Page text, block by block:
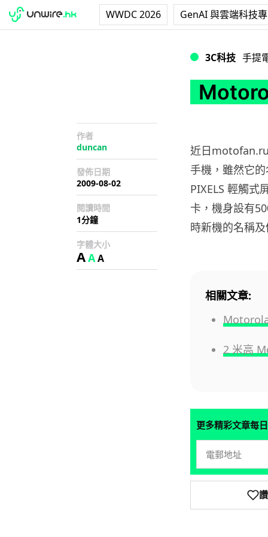
WWDC 2026 GenAI 與雲端科技
3C科技 手提
作者
duncan
發佈日期
2009-08-02
閱讀時間
1分鐘
字體大小
AAA
近日
手機，雖然它
PIXELS 輕觸式
卡，機身設有
時新機的名稱
相關文章:
2 米高
更多精彩文章每